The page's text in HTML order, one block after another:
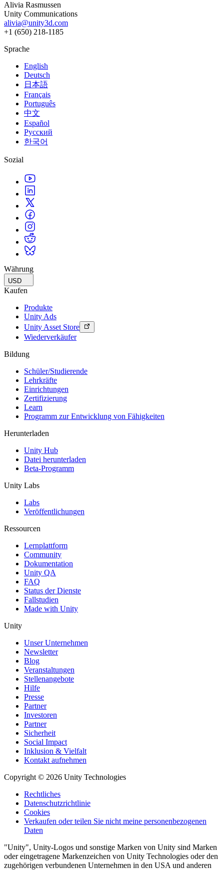
Alivia Rasmussen
Unity Communications
alivia@unity3d.com
+1 (650) 218-1185
Sprache
English
Deutsch
日本語
Français
Português
中文
Español
Русский
한국어
Sozial
Währung
USD
Kaufen
Produkte
Unity Ads
Unity Asset Store
Wiederverkäufer
Bildung
Schüler/Studierende
Lehrkräfte
Einrichtungen
Zertifizierung
Learn
Programm zur Entwicklung von Fähigkeiten
Herunterladen
Unity Hub
Datei herunterladen
Beta-Programm
Unity Labs
Labs
Veröffentlichungen
Ressourcen
Lernplattform
Community
Dokumentation
Unity QA
FAQ
Status der Dienste
Fallstudien
Made with Unity
Unity
Unser Unternehmen
Newsletter
Blog
Veranstaltungen
Stellenangebote
Hilfe
Presse
Partner
Investoren
Partner
Sicherheit
Social Impact
Inklusion & Vielfalt
Kontakt aufnehmen
Copyright © 2026 Unity Technologies
Rechtliches
Datenschutzrichtlinie
Cookies
Verkaufen oder teilen Sie nicht meine personenbezogenen
Daten
"Unity", Unity-Logos und sonstige Marken von Unity sind Marken
oder eingetragene Markenzeichen von Unity Technologies oder den
zugehörigen verbundenen Unternehmen in den USA und anderen